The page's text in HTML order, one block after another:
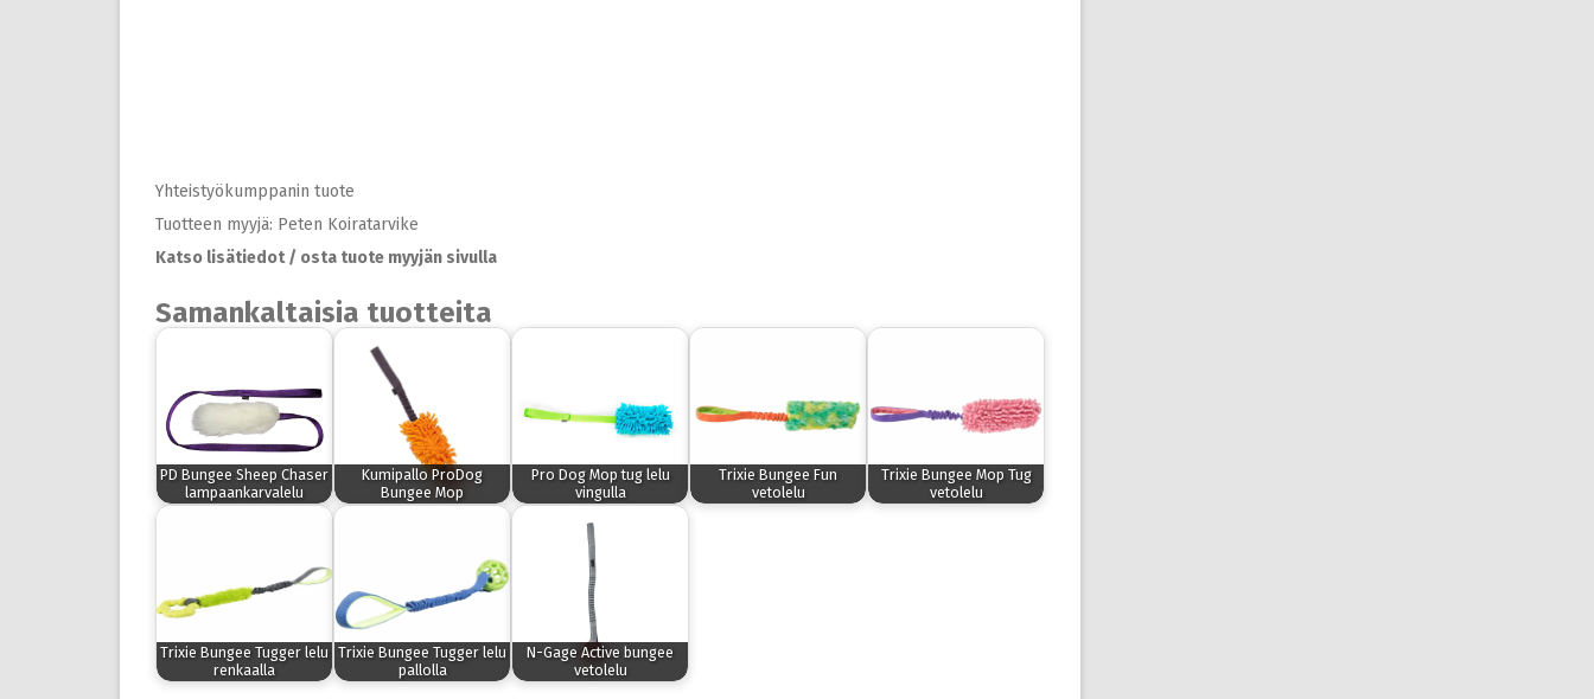
Yhteistyökumppanin tuote
Tuotteen myyjä: Peten Koiratarvike
Katso lisätiedot / osta tuote myyjän sivulla
Samankaltaisia tuotteita
PD Bungee Sheep Chaser
lampaankarvalelu
Kumipallo ProDog
Bungee Mop
Pro Dog Mop tug lelu
vingulla
Trixie Bungee Fun
vetolelu
Trixie Bungee Mop Tug
vetolelu
Trixie Bungee Tugger lelu
renkaalla
Trixie Bungee Tugger lelu
pallolla
N-Gage Active bungee
vetolelu